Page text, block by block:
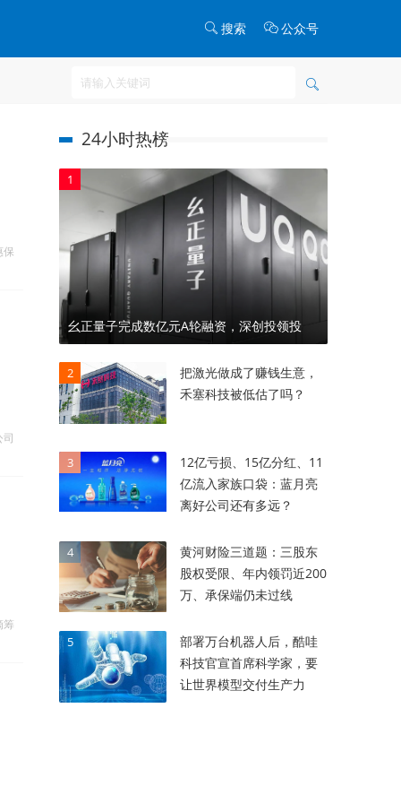
搜索 公众号
保
筹
24小时热榜
1
幺正量子完成数亿元A轮融资，深创投领投
2
把激光做成了赚钱生意，
禾塞科技被低估了吗？
3
12亿亏损、15亿分红、11
亿流入家族口袋：蓝月亮
离好公司还有多远？
4
黄河财险三道题：三股东
股权受限、年内领罚近200
万、承保端仍未过线
5
部署万台机器人后，酷哇
科技官宣首席科学家，要
让世界模型交付生产力